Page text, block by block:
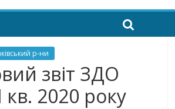
р-ни
звіт ЗДО
кв. 2020 року